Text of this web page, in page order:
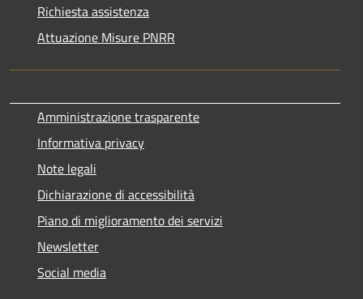
Richiesta assistenza
Attuazione Misure PNRR
Amministrazione trasparente
Informativa privacy
Note legali
Dichiarazione di accessibilità
Piano di miglioramento dei servizi
Newsletter
Social media